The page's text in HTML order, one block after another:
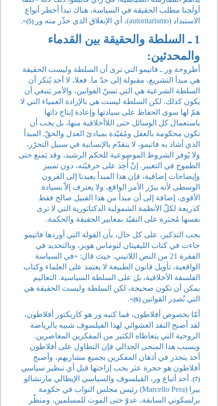
أولَجنا مطلب الحقيقة في السياسة، هناك تبدأ أخطر أنواع
الاستبداد (autoritarismo)، أي الإنغلاق الذي حذّر منه ور
(5)
».
1 ـ السلطة والحقيقة بين القدماء
والمحدثين:
أطروحة ور ـ فاتيمو التي ترى أن السلطة وليست الحقيقة
هي مبدأ التشريع، مقبولة إلى حدّ ما. فعلا، لا أحد يُنكر أن
السلطة الشرعية هي التي تسنّ القوانين، والأمر يَنبغي أن
يكون كذلك. لكن السلطة ليست هي بالإرادة العمياء التي لا
همّ لها سوى الحفاظ على سيادتها وإعادة إنتاج ذاتها
باستعمال كل الوسائل حتى اللاأخلاقية منها، بل يجب أن
تكون محكومة بالعقل ومُقيّدة بمبادئ العدل والحقّ. المبدأ
الذي أشاد به فاتيمو، لا يتقدّم بالإنسانية في سبيل التحرّر،
ولا يُوفر الشروط الموضوعية للحكم الرشيد، وقد يَمنع حتى
الطموح في التغيير. إنْ أُخِذ على حرفيّته، دون تمييز
وإيضاحات إضافية، فإن هذا المبدأ يعيدنا إلى القرون
الوسطى لأنه يبرّر الأمر الواقع، ولا يعترف إلاّ بسيادة
الأقوى، إضافة إلى أن مبدأ من هذا القبيل صالح فقط
كذريعة لكلّ الأنظمة الشمولية الدكتاتورية التي لا ترى
نفسها مُجبَرة على التقيّد بمعايير الحقيقة والحكمة.
يجب التذكير، على كل حال، بأن القولة التي أوردها فاتيمو
جاءت في كتاب الليفيتان لتوماس هوبز، وبالتحديد في
الفقرة 21 من النص اللاتيني. حيث قال: «في السياسة
الواقعية، تأويل قانون الطبيعة لا يعتمد على العلماء وكتاب
الفلسفة الأخلاقية، بل على السلطة السياسية. التعاليم
يمكن أن تكون صحيحة، لكن السلطة وليست الحقيقة هي
التي تُصدِر القوانين (6)
».
أمّا بخصوص أفلاطون، فما كتبه ور هو كاريكتور أفلاطون،
لقد أصبح النقد العشوائي لهذا الفيلسوف شبيه بالرياضة
الروحية التي يتعاطاه الكثير من المفكرين المعاصرين.
وبسبب هذا المنحى الجدالي فإن التطاول على أفلاطون
أخذ يتجذر في أذهان المفكرين بجميع مشاربهم، وأصبح
أفلاطون هو حجرة عثر يجب إزاحتها قبل أي تنظير سياسي
(7)
. أحد أتباع ور، الفيلسوف والسياسي الإيطالي مارتشالو
بيرا (Marcello Pera) رئيس مجلس النواب في حكومة
برلسكوني السابقة، عدوّ حتى الموت للمسلمين، ومنظّر